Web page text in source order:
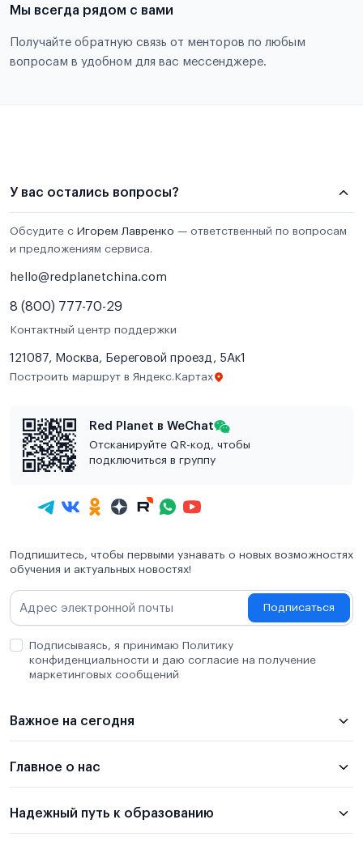
Мы всегда рядом с вами
Получайте обратную связь от менторов по любым
вопросам в удобном для вас мессенджере.
У вас остались вопросы?
Обсудите с Игорем Лавренко — ответственный по вопросам
и предложениям сервиса.
hello@redplanetchina.com
8 (800) 777-70-29
Контактный центр поддержки
121087, Москва, Береговой проезд, 5Ак1
Построить маршрут в Яндекс.Картах
Red Planet в WeChat
Отсканируйте QR-код, чтобы
подключиться в группу
Подпишитесь, чтобы первыми узнавать о новых возможностях
обучения и актуальных новостях!
Подписаться
Подписываясь, я принимаю Политику
конфиденциальности и даю согласие на получение
маркетинговых сообщений
Важное на сегодня
Главное о нас
Надежный путь к образованию